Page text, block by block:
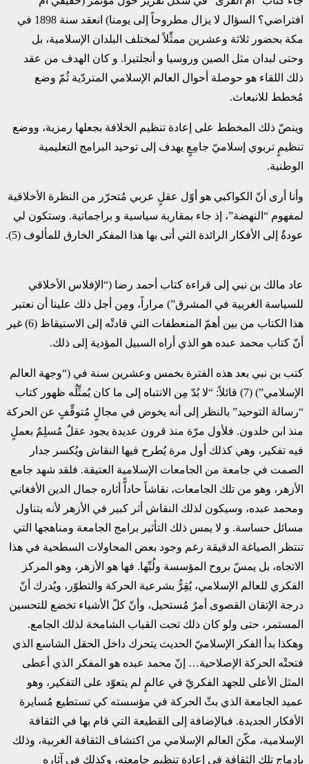
افتراضي؟ السؤال لا يزال مطروحاً إلى ‏يومنا) انعقد سنة 1898 في
مكة بحضور ثلاثة وعشرين ممثِّلاً لمختلف البلدان الإسلامية، بل
وحتى ‏لبدان مثل الصين وروسيا و أنجلتيرا. و كان الهدف من عقد
ذلك اللقاء هو حوصلة أحوال العالم ‏الإسلامي المتردّية ثُمّ وضع
مُخطط للانبعاث.‏
وينصّ ذلك المخطط على إعادة تنظيم الخلافة بجعلها رمزية، ووضع
تنظيمٍ تربوي إسلاميّ جامِعٍ يهدف ‏إلى توحيد البرامج التعليمية
الوطنية. ‏
وأنا أرى أنّ الكواكبي هو أوّل عقلٍ عربي مُتحرّر من النظرة الأخلاقية
لمفهوم “النهضة”، إذ جاء ‏بمقاربة سياسية و براجماتية. وستكون لي
عودةٌ إلى الأفكار الرائدة التي أتى بها هذا المفكر الخارق ‏للمألوف (5).
عاد مالك بن نبي إلى قراءة كتاب أحمد رضا (“الإفلاس الأخلاقي
للسياسة الغربية في المشرق”) مراراً، ‏ومِن أجل ذلك علينا أن نعتبر
هذا الكتاب من بين أهمّ المنعطفات التي قادتْه إلى الاستيقاظ (6) غير
أنّ ‏كتاب محمد عبده هو الذي أراه السبيل المؤدية إلى ذلك.‏
كتب بن نبي بعد هذه الفترة بخمس وعشرين سنة في (“وجهة العالم
الإسلامي”) (7) قائلاً: “لا بُدّ مِن ‏الانتباه إلى ما كان يُمثِّلُه ظهور كتاب
“رسالة التوحيد” بالنظر إلى أنه يخوض في مجالٍ مُتوقِّفٍ عن ‏الحركة
منذ ابن خلدون. فلأول مرّة منذ قرون عديدة يجود عقلٌ مُسلِمٌ بعملٍ
فيه تفكير، وهي كذلك أول ‏مرة يُطرح فيها النقاش ويُكسر جدار
الصمت في جامعة من الجامعات الإسلامية العتيقة. فلقد شهد جامع
‏الأزهر، وهو من تلك الجامعات، نقاشاً حاداًّ أثاره جمال الدين الأفغاني
ومحمد عبده، وسيكون لذلك ‏النقاش أثر كبير في الأزهر لأنه يتناول
مسائل حساسة. و لا يمس ذلك التأثير برامج الجامعة ومناهجها ‏التي
تنتظر الصياغة الدقيقة رغم وجود بعض المحاولات السطحية في هذا
الاتجاه، بل يمسّ بروح ‏المؤسسة ولُبِّها. فها هو الأزهر، وهو المركز
الفكري للعالم الإسلامي، يُقِرُّ بشرعية الحركة والتطوّر، ‏ويُدرك أنّ
درجة الإتقان القصوى أمرٌ مُستحيل، وأنّ كلّ الأشياء تخضع للتحسين
المستمر، حتى ولو ‏كان ذلك تحت القباب الشامخة لذلك الجامع.
وهكذا بدأ الفكر الإسلاميّ الحديث يتحرك داخل الحقل ‏الشاسع الذي
فتحتْه الحركة الإصلاحية… إنّ محمد عبده هو المفكر الذي أعطى
المثل الأعلى للجهد ‏الفكريّ في عالمٍ لم يتعوّد على التفكير، وهو
عميد الجامعة الذي بثّ الحركة في مؤسسته كي تستطيع ‏مُسايرة
الأفكار الجديدة. فبالإضافة إلى القطيعة التي قام بها في الثقافة
الإسلامية، مكّنَ العالم الإسلامي من ‏اكتشاف الثقافة الغربية، وذلك
بإدماج تلك الثقافة في إعادة تنظيم جامعته، وكذلك في آثاره